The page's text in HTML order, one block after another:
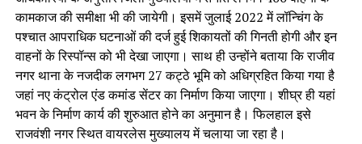
कामकाज की समीक्षा भी की जायेगी। इसमें जुलाई 2022 में लॉन्चिंग के
पश्चात आपराधिक घटनाओं की दर्ज हुई शिकायतों की गिनती होगी और इन
वाहनों के रिस्पॉन्स को भी देखा जाएगा। साथ ही उन्होंने बताया कि राजीव
नगर थाना के नजदीक लगभग 27 कट्ठे भूमि को अधिग्रहित किया गया है
जहां नए कंट्रोल एंड कमांड सेंटर का निर्माण किया जाएगा। शीघ्र ही यहां
भवन के निर्माण कार्य की शुरुआत होने का अनुमान है। फिलहाल इसे
राजवंशी नगर स्थित वायरलेस मुख्यालय में चलाया जा रहा है।